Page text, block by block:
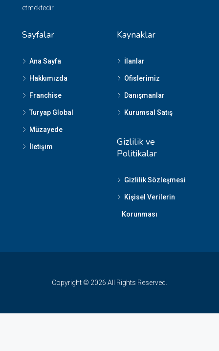
etmektedir.
Sayfalar
Ana Sayfa
Hakkımızda
Franchise
Turyap Global
Müzayede
İletişim
Kaynaklar
İlanlar
Ofislerimiz
Danışmanlar
Kurumsal Satış
Gizlilik ve
Politikalar
Gizlilik Sözleşmesi
Kişisel Verilerin
Korunması
Copyright © 2026 All Rights Reserved.